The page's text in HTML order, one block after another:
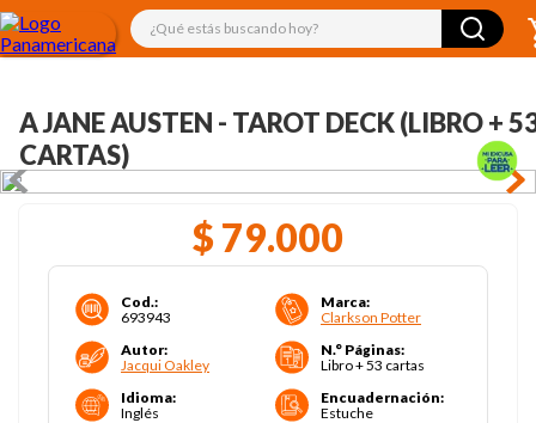
¿Qué estás buscando hoy?
A JANE AUSTEN - TAROT DECK (LIBRO +
CARTAS)
$ 79.000
Cod.:
693943
Marca:
Clarkson Potter
Autor:
Jacqui Oakley
N.° Páginas:
Libro + 53 cartas
Idioma:
Inglés
Encuadernación:
Estuche